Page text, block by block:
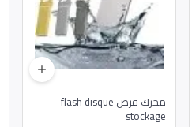
محرك قرص flash disque
stockage